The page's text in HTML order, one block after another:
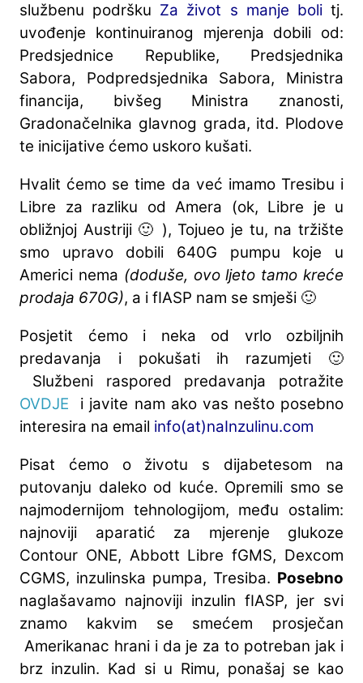
službenu podršku Za život s manje bolitj.
uvođenje kontinuiranog mjerenja dobili od:
Predsjednice Republike, Predsjednika
Sabora, Podpredsjednika Sabora, Ministra
financija, bivšeg Ministra znanosti,
Gradonačelnika glavnog grada, itd. Plodove
te inicijative ćemo uskoro kušati.
Hvalit ćemo se time da već imamo Tresibu i
Libre za razliku od Amera (ok, Libre je u
obližnjoj Austriji 🙂 ), Tojueo je tu, na tržište
smo upravo dobili 640G pumpu koje u
Americi nema (doduše, ovo ljeto tamo kreće
prodaja 670G), a i fIASP nam se smješi 🙂
Posjetit ćemo i neka od vrlo ozbiljnih
predavanja i pokušati ih razumjeti 🙂
Službeni raspored predavanja potražite
OVDJE i javite nam ako vas nešto posebno
interesira na email info(at)naInzulinu.com
Pisat ćemo o životu s dijabetesom na
putovanju daleko od kuće. Opremili smo se
najmodernijom tehnologijom, među ostalim:
najnoviji aparatić za mjerenje glukoze
Contour ONE, Abbott Libre fGMS, Dexcom
CGMS, inzulinska pumpa, Tresiba. Posebno
naglašavamo najnoviji inzulin fIASP, jer svi
znamo kakvim se smećem prosječan
Amerikanac hrani i da je za to potreban jak i
brz inzulin. Kad si u Rimu, ponašaj se kao